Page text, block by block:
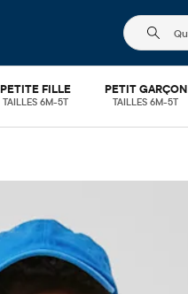
PETITE FILLE
TAILLES 6M-5T
PETIT GARÇON
TAILLES 6M-5T